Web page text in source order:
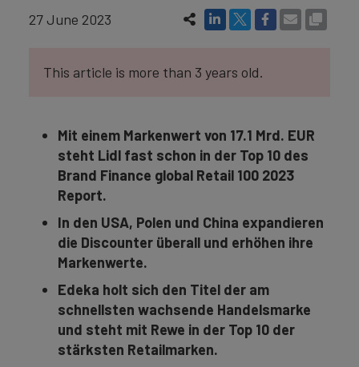
27 June 2023
This article is more than 3 years old.
Mit einem Markenwert von 17.1 Mrd. EUR
steht Lidl fast schon in der Top 10 des
Brand Finance global Retail 100 2023
Report.
In den USA, Polen und China expandieren
die Discounter überall und erhöhen ihre
Markenwerte.
Edeka holt sich den Titel der am
schnellsten wachsende Handelsmarke
und steht mit Rewe in der Top 10 der
stärksten Retailmarken.